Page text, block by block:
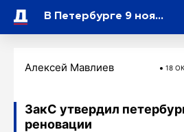
В Петербурге 9 ноября выступит хореографический ансамбль «Березка»
Алексей Мавлиев 18
ЗакС утвердил
реновации